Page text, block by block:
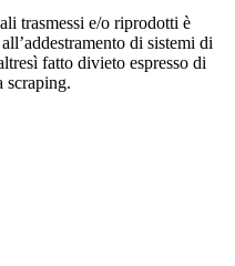
trasmessi e/o riprodotti è
di sistemi di
fatto divieto espresso di
scraping.